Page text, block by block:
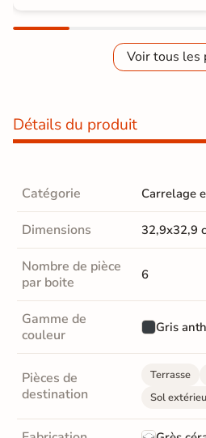
Voir tous les
Détails du produit
Catégorie Carrelage
Dimensions 32,9x32,9
Nombre de pièce
par boite
6
Gamme de
couleur
Gris
Pièces de
destination
Terrasse
Sol